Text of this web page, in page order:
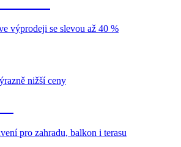
výprodeji se slevou až 40 %
nižší ceny
pro zahradu, balkon i terasu